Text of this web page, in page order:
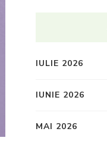
IULIE 2026
IUNIE 2026
MAI 2026